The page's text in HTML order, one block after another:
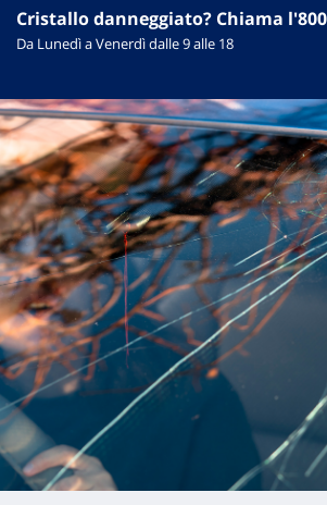
Cristallo danneggiato? Chiama
Da Lunedì a Venerdì dalle 9 alle 18